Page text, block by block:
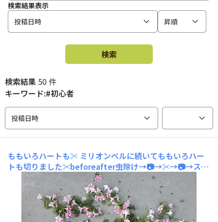
検索結果表示
投稿日時
昇順
検索
検索結果 50 件
キーワード:#初心者
投稿日時
ももいろハートも✂️ ミリオンベルに続いてももいろハー
トも切りました✂️beforeafter虫除け→📷→✂️→📷→スプ
レー剤を10分で終わらせる超適当な切り戻し🤣下のほう
の葉は明日以降追い剪定します😂暑いので毎日少しずつ
🤏心配していたアブラムシもスリップスも確認できません
でした🙆‍♀️玄関前はまた緑に笑